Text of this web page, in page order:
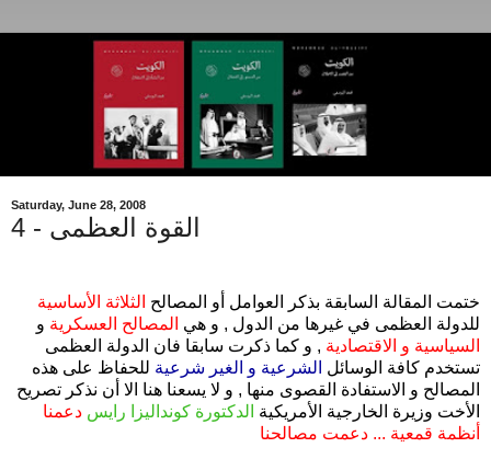
Saturday, June 28, 2008
القوة العظمى - 4
ختمت المقالة السابقة بذكر العوامل أو المصالح الثلاثة الأساسية
للدولة العظمى في غيرها من الدول , و هي المصالح العسكرية و
السياسية و الاقتصادية , و كما ذكرت سابقا فان الدولة العظمى
تستخدم كافة الوسائل الشرعية و الغير شرعية للحفاظ على هذه
المصالح و الاستفادة القصوى منها , و لا يسعنا هنا الا أن نذكر تصريح
الأخت وزيرة الخارجية الأمريكية الدكتورة كونداليزا رايس دعمنا
أنظمة قمعية ... دعمت مصالحنا